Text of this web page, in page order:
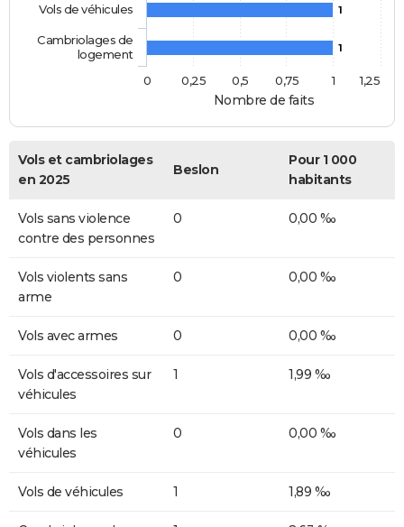
Nombre de faits
1
1
Vols de véhicules
Cambriolages de
logement
0
1
0,25 0,5 0,75 1,25
Vols et cambriolages
en 2025
Beslon
Pour 1 000
habitants
Vols sans violence
contre des personnes
0 0,00 ‰
Vols violents sans
arme
0 0,00 ‰
Vols avec armes 0 0,00 ‰
Vols d'accessoires sur
véhicules
1 1,99 ‰
Vols dans les
véhicules
0 0,00 ‰
Vols de véhicules 1 1,89 ‰